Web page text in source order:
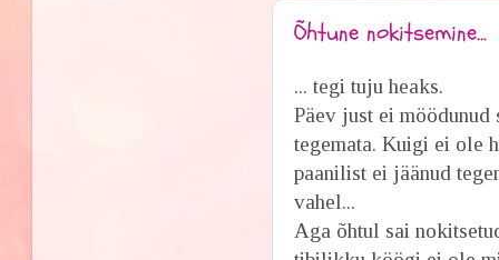
Õhtune nokitsemine...
... tegi tuju heaks.
Päev just ei
tegemata. Kuigi ei ole
paanilist ei jäänud
vahel...
Aga õhtul sai